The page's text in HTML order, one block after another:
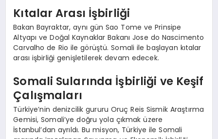
Kıtalar Arası İşbirliği
Bakan Bayraktar, aynı gün Sao Tome ve Prinsipe
Altyapı ve Doğal Kaynaklar Bakanı Jose do Nascimento
Carvalho de Rio ile görüştü. Somali ile başlayan kıtalar
arası işbirliği genişletilerek devam edecek.
Somali Sularında İşbirliği ve Keşif
Çalışmaları
Türkiye’nin denizcilik gururu Oruç Reis Sismik Araştırma
Gemisi, Somali’ye doğru yola çıkmak üzere
İstanbul’dan ayrıldı. Bu misyon, Türkiye ile Somali